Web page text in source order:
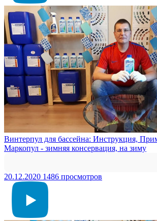
Винтерпул для бассейна: Инструкция,
Маркопул - зимняя консервация, на зиму
20.12.2020 1486 просмотров